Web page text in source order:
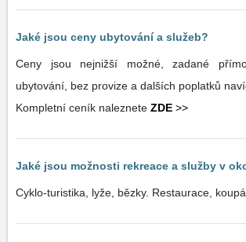
Jaké jsou ceny ubytování a služeb?
Ceny jsou nejnižší možné, zadané
ubytování, bez provize a dalších poplatků
Kompletní ceník naleznete ZDE >>
Jaké jsou možnosti rekreace a služby v
Cyklo-turistika, lyže, bězky. Restaurace,